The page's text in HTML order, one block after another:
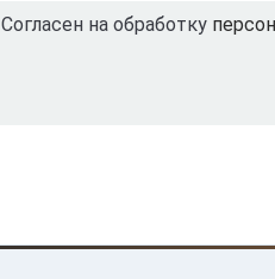
Согласен на обработку